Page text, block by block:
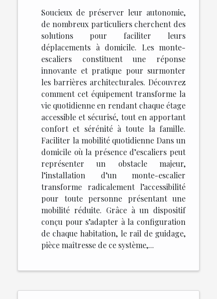
Soucieux de préserver leur autonomie,
de nombreux particuliers cherchent des
solutions pour faciliter leurs
déplacements à domicile. Les monte-
escaliers constituent une réponse
innovante et pratique pour surmonter
les barrières architecturales. Découvrez
comment cet équipement transforme la
vie quotidienne en rendant chaque étage
accessible et sécurisé, tout en apportant
confort et sérénité à toute la famille.
Faciliter la mobilité quotidienne Dans un
domicile où la présence d’escaliers peut
représenter un obstacle majeur,
l’installation d’un monte-escalier
transforme radicalement l’accessibilité
pour toute personne présentant une
mobilité réduite. Grâce à un dispositif
conçu pour s’adapter à la configuration
de chaque habitation, le rail de guidage,
pièce maîtresse de ce système,...